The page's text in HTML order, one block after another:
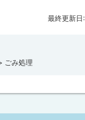
最終更新日:
ごみ処理